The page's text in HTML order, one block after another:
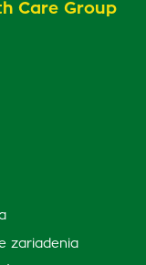
Care Group
zariadenia